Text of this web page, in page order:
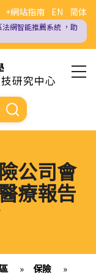
EN 简体
+網站指南
法網智能推薦系統 ，助
公司會
療報告
» 保險
»